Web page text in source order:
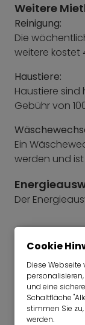
Weitere
Reinigung:
Die
weitere kostet
Haustiere:
Haustiere sind
Gebühr von
Ein
werden und
Der
Cookie
Diese
und eine
Schaltfläche
stimmen Sie
werden.